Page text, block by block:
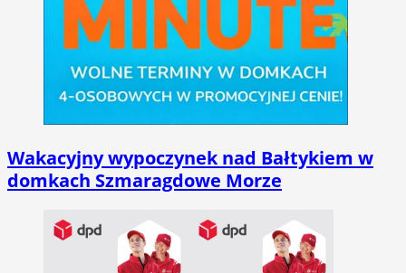
Wakacyjny wypoczynek nad Bałtykiem w
domkach Szmaragdowe Morze